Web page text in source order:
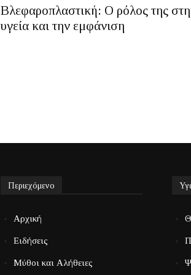
Βλεφαροπλαστική: Ο ρόλος της
υγεία και την εμφάνιση
Περιεχόμενο
Αρχική
Ειδήσεις
Μύθοι και Αλήθειες